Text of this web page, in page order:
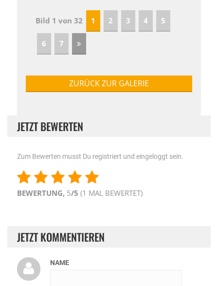
Bild 1 von 32 1 2 3 4 5
6 7
ZURÜCK ZUR GALERIE
JETZT BEWERTEN
Zum Bewerten musst Du registriert und eingeloggt sein.
BEWERTUNG, 5/5 (1 MAL BEWERTET)
JETZT KOMMENTIEREN
NAME